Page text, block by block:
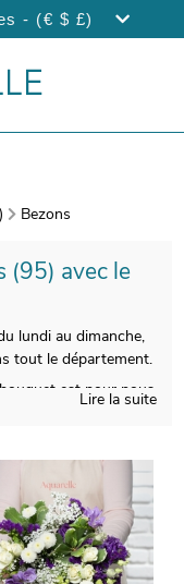
- (€ $ £)
Bezons
(95) avec le
lundi au dimanche,
tout le département.
est pour nous
vous avoir envoyé
vous ayez
florale. Vous désirez
ressemble ? Selon
photo ou un
Lire la suite